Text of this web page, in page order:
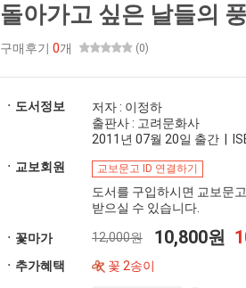
돌아가고 싶은 날들의
구매후기 0개 (0)
ㆍ도서정보
저자 : 이정하
출판사 : 고려문화사
2011년 07월 20일 출간 |
ㆍ교보회원
교보문고 ID 연결하기
도서를 구입하시면 교보문
받으실 수 있습니다.
ㆍ꽃마가 12,000원 10,800원
ㆍ추가혜택 꽃 2송이